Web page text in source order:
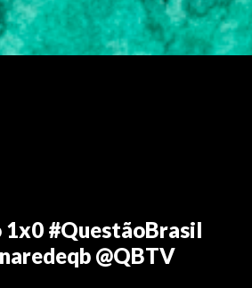
1x0 #QuestãoBrasil
@QBTV